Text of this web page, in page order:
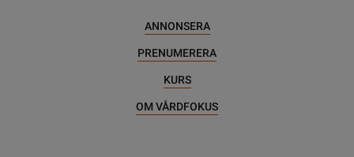
ANNONSERA
PRENUMERERA
KURS
OM VÅRDFOKUS